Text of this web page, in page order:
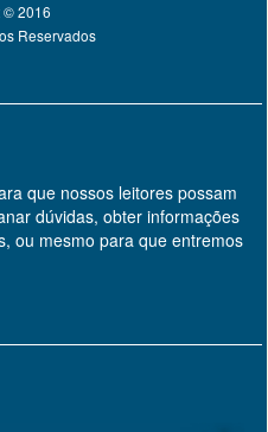
© 2016
Reservados
que nossos leitores possam
dúvidas, obter informações
ou mesmo para que entremos